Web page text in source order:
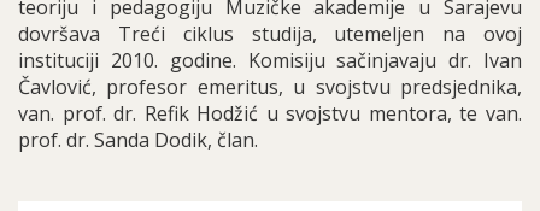
teoriju i pedagogiju Muzičke akademije u Sarajevu
dovršava Treći ciklus studija, utemeljen na ovoj
instituciji 2010. godine. Komisiju sačinjavaju dr. Ivan
Čavlović, profesor emeritus, u svojstvu predsjednika,
van. prof. dr. Refik Hodžić u svojstvu mentora, te van.
prof. dr. Sanda Dodik, član.